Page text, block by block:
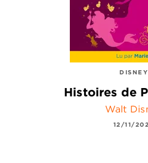
DISNEY
Histoires de
Walt
12/11/